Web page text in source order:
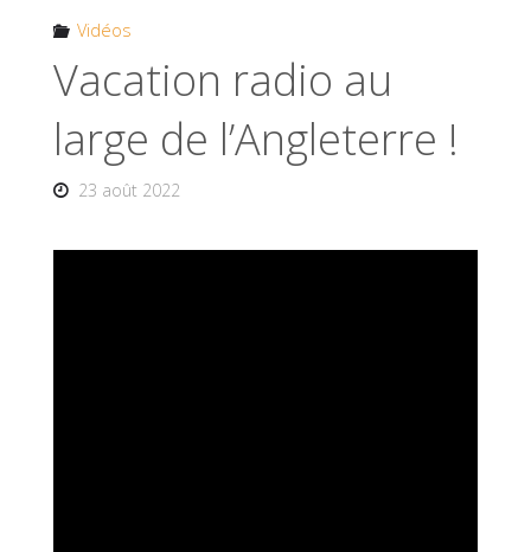
Vidéos
Vacation radio au
large de l’Angleterre !
23 août 2022